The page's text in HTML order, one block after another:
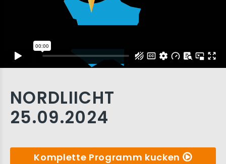
NORDLIICHT
25.09.2024
Komplette Programm kucken